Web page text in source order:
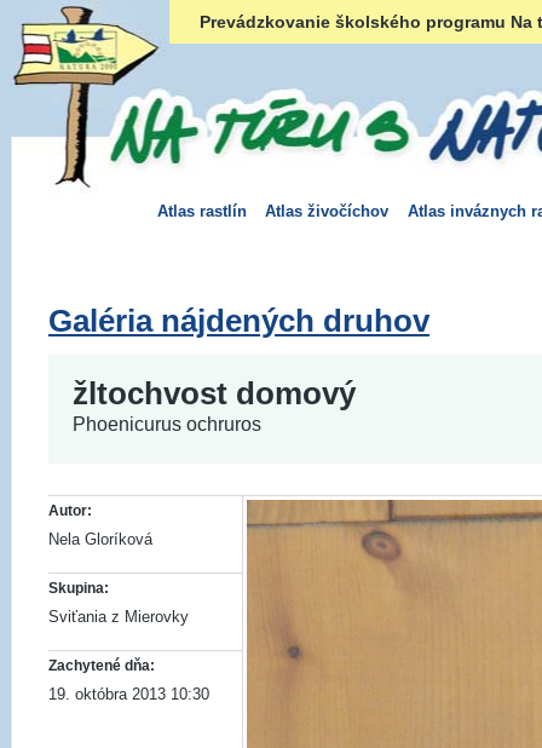
Prevádzkovanie školského programu
Atlas rastlín Atlas živočíchov Atlas inváznych
Galéria nájdených druhov
žltochvost domový
Phoenicurus ochruros
Autor:
Nela Gloríková
Skupina:
Sviťania z Mierovky
Zachytené dňa:
19. októbra 2013 10:30